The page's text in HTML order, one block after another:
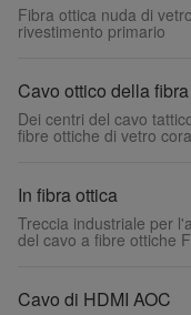
Fibra ottica nuda di
rivestimento primario
Cavo ottico della
Dei centri del cavo
fibre ottiche di vetro
In fibra ottica
Treccia industriale per
del cavo a fibre ottiche
Cavo di HDMI AOC